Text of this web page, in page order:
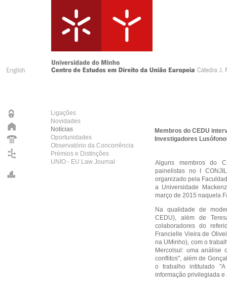
Ligações
Novidades
Notícias
Oportunidades
Observatório da Concorrência
Prémios e Distinções
UNIO - EU Law Journal
Membros do CEDU
Investigadores
Alguns membros do
painelistas no I
organizado pela
a Universidade
março de 2015 naquela
Na qualidade de
CEDU), além de
colaboradores do
Francielle Vieira de
na UMinho), com o
Mercolsul: uma análise
conflitos", além de
o trabalho intitulado
informação privilegiada e